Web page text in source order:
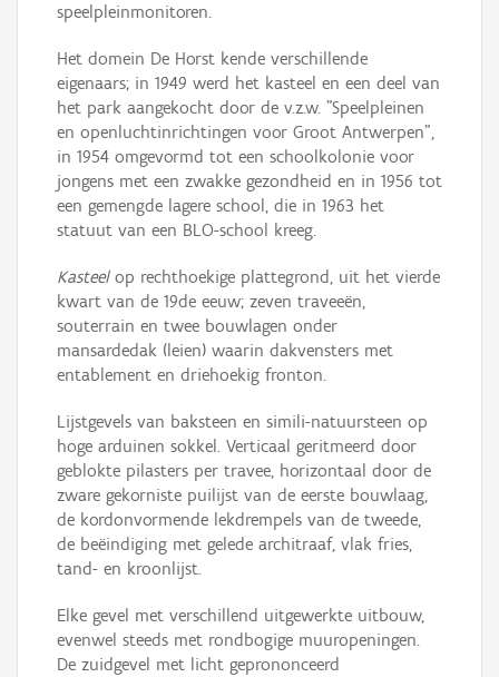
speelpleinmonitoren.
Het domein De Horst kende verschillende
eigenaars; in 1949 werd het kasteel en een deel van
het park aangekocht door de v.z.w. "Speelpleinen
en openluchtinrichtingen voor Groot Antwerpen",
in 1954 omgevormd tot een schoolkolonie voor
jongens met een zwakke gezondheid en in 1956 tot
een gemengde lagere school, die in 1963 het
statuut van een BLO-school kreeg.
Kasteelop rechthoekige plattegrond, uit het vierde
kwart van de 19de eeuw; zeven traveeën,
souterrain en twee bouwlagen onder
mansardedak (leien) waarin dakvensters met
entablement en driehoekig fronton.
Lijstgevels van baksteen en simili-natuursteen op
hoge arduinen sokkel. Verticaal geritmeerd door
geblokte pilasters per travee, horizontaal door de
zware gekorniste puilijst van de eerste bouwlaag,
de kordonvormende lekdrempels van de tweede,
de beëindiging met gelede architraaf, vlak fries,
tand- en kroonlijst.
Elke gevel met verschillend uitgewerkte uitbouw,
evenwel steeds met rondbogige muuropeningen.
De zuidgevel met licht geprononceerd